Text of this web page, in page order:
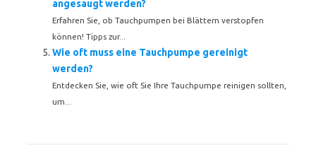
angesaugt werden?
Erfahren Sie, ob Tauchpumpen bei Blättern verstopfen
können! Tipps zur...
Wie oft muss eine Tauchpumpe gereinigt
werden?
Entdecken Sie, wie oft Sie Ihre Tauchpumpe reinigen sollten,
um...